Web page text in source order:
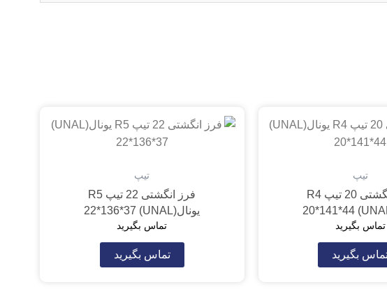
تیپ
فرز انگشتی 20 تیپ R4
تماس بگیرید
بگیرید
تیپ
فرز انگشتی 22 تیپ R5
یونال(UNAL) 22*136*37
تماس بگیرید
تماس بگیرید